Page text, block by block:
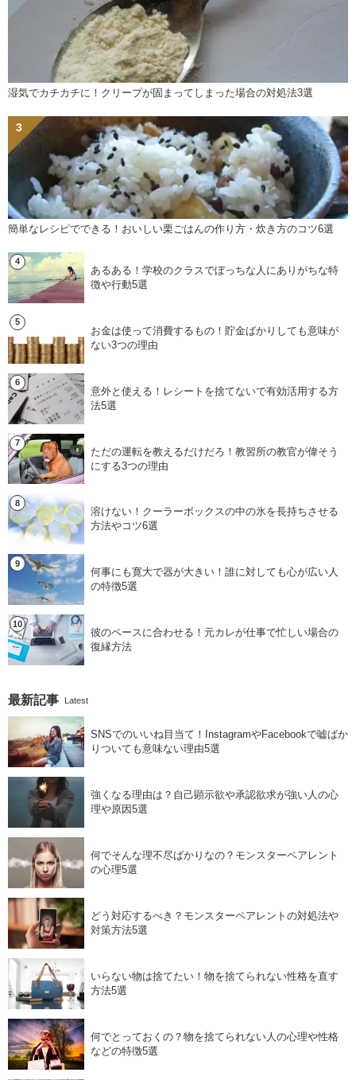
湿気でカチカチに！クリープが固まってしまった場合の対処法3選
簡単なレシピでできる！おいしい栗ごはんの作り方・炊き方のコツ6選
あるある！学校のクラスでぼっちな人にありがちな特
徴や行動5選
お金は使って消費するもの！貯金ばかりしても意味が
ない3つの理由
意外と使える！レシートを捨てないで有効活用する方
法5選
ただの運転を教えるだけだろ！教習所の教官が偉そう
にする3つの理由
溶けない！クーラーボックスの中の氷を長持ちさせる
方法やコツ6選
何事にも寛大で器が大きい！誰に対しても心が広い人
の特徴5選
彼のペースに合わせる！元カレが仕事で忙しい場合の
復縁方法
最新記事 Latest
SNSでのいいね目当て！InstagramやFacebookで嘘ばか
りついても意味ない理由5選
強くなる理由は？自己顕示欲や承認欲求が強い人の心
理や原因5選
何でそんな理不尽ばかりなの？モンスターペアレント
の心理5選
どう対応するべき？モンスターペアレントの対処法や
対策方法5選
いらない物は捨てたい！物を捨てられない性格を直す
方法5選
何でとっておくの？物を捨てられない人の心理や性格
などの特徴5選